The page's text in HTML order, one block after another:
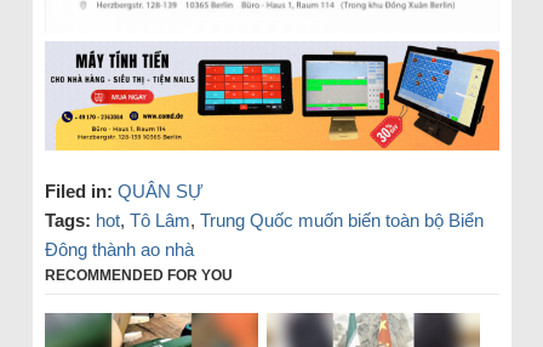
Filed in: QUÂN SỰ
Tags: hot, Tô Lâm, Trung Quốc muốn biến toàn bộ Biển
Đông thành ao nhà
RECOMMENDED FOR YOU